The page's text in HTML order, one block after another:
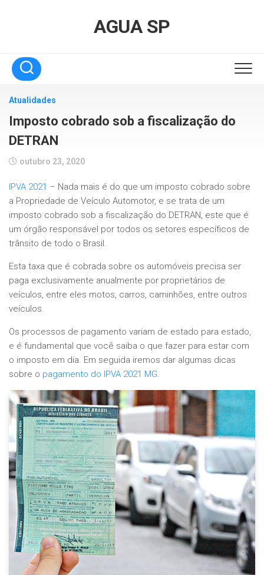
AGUA SP
Atualidades
Imposto cobrado sob a fiscalização do
DETRAN
outubro 23, 2020
IPVA 2021 – Nada mais é do que um imposto cobrado sobre
a Propriedade de Veículo Automotor, e se trata de um
imposto cobrado sob a fiscalização do DETRAN, este que é
um órgão responsável por todos os setores específicos de
trânsito de todo o Brasil.
Esta taxa que é cobrada sobre os automóveis precisa ser
paga exclusivamente anualmente por proprietários de
veículos, entre eles motos, carros, caminhões, entre outros
veículos.
Os processos de pagamento variam de estado para estado,
e é fundamental que você saiba o que fazer para estar com
o imposto em dia. Em seguida iremos dar algumas dicas
sobre o pagamento do IPVA 2021 MG.